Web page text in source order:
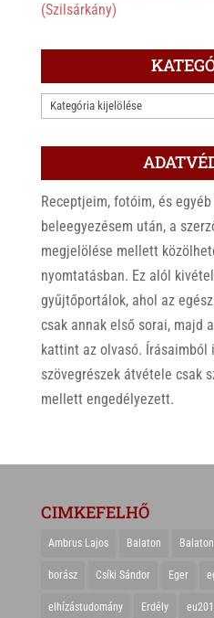
(Szilsárkány)
KATEGÓRIÁK
Receptjeim, fotóim, és
beleegyezésem után, a
megjelölése mellett
nyomtatásban. Ez alól
gyűjtőportálok, ahol az
csak annak első sorai, majd
kattint az olvasó. Írásaimból
szövegrészek átvétele csak
mellett engedélyezett.
CIMKEFELHŐ
Ambrus Lajos Balaton
borász Csíki Sándor Eger
elhízástudomány Erdély